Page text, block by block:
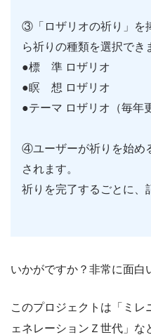
③「ロザリオの祈り」を
ら祈りの種類を選択でき
●標 準 ロザリオ
●瞑 想 ロザリオ
●テーマ ロザリオ（毎年
④ユーザーが祈りを始め
されます。
祈りを完了するごとに、
いかがですか？非常に面白
このプロジェクトは「ミレ
ェネレーションＺ世代」